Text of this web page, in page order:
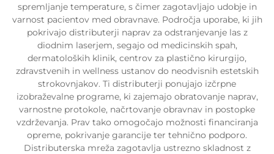
spremljanje temperature, s čimer zagotavljajo udobje in
varnost pacientov med obravnave. Področja uporabe, ki jih
pokrivajo distributerji naprav za odstranjevanje las z
diodnim laserjem, segajo od medicinskih spah,
dermatoloških klinik, centrov za plastično kirurgijo,
zdravstvenih in wellness ustanov do neodvisnih estetskih
strokovnjakov. Ti distributerji ponujajo izčrpne
izobraževalne programe, ki zajemajo obratovanje naprav,
varnostne protokole, načrtovanje obravnav in postopke
vzdrževanja. Prav tako omogočajo možnosti financiranja
opreme, pokrivanje garancije ter tehnično podporo.
Distributerska mreža zagotavlja ustrezno skladnost z